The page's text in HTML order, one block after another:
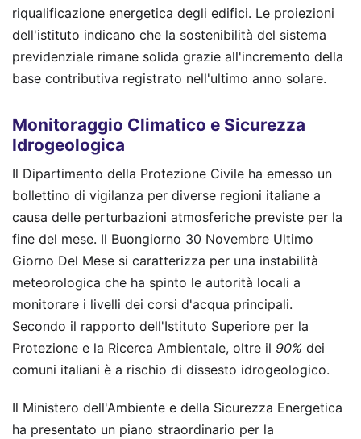
riqualificazione energetica degli edifici. Le proiezioni
dell'istituto indicano che la sostenibilità del sistema
previdenziale rimane solida grazie all'incremento della
base contributiva registrato nell'ultimo anno solare.
Monitoraggio Climatico e Sicurezza
Idrogeologica
Il Dipartimento della Protezione Civile ha emesso un
bollettino di vigilanza per diverse regioni italiane a
causa delle perturbazioni atmosferiche previste per la
fine del mese. Il Buongiorno 30 Novembre Ultimo
Giorno Del Mese si caratterizza per una instabilità
meteorologica che ha spinto le autorità locali a
monitorare i livelli dei corsi d'acqua principali.
Secondo il rapporto dell'Istituto Superiore per la
Protezione e la Ricerca Ambientale, oltre il 90% dei
comuni italiani è a rischio di dissesto idrogeologico.
Il Ministero dell'Ambiente e della Sicurezza Energetica
ha presentato un piano straordinario per la